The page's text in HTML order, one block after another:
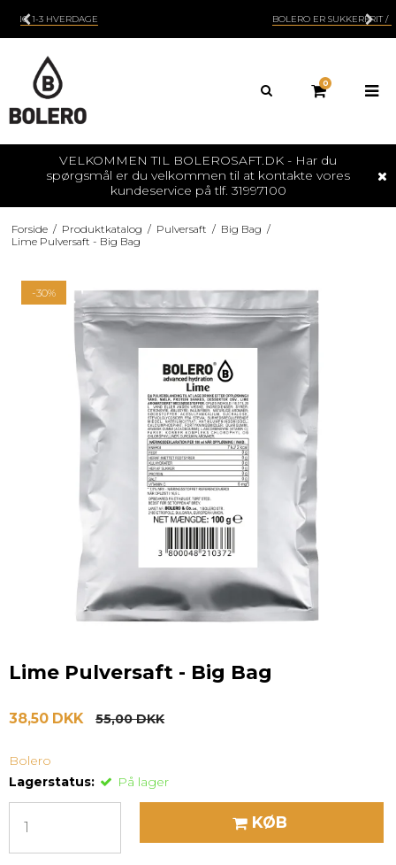
BOLERO ER SUKKERFRIT / NATURLIGE SMAGSSTOFFER
0
VELKOMMEN TIL BOLEROSAFT.DK - Har du
spørgsmål er du velkommen til at kontakte vores
kundeservice på tlf. 31997100
Forside / Produktkatalog / Pulversaft / Big Bag /
Lime Pulversaft - Big Bag
-30%
Lime Pulversaft - Big Bag
38,50 DKK 55,00 DKK
Bolero
Lagerstatus:
På lager
KØB